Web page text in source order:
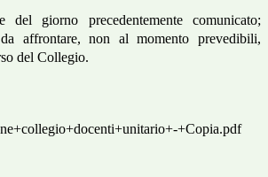
del giorno precedentemente comunicato;
affrontare, non al momento prevedibili,
del Collegio.
+Copia.pdf